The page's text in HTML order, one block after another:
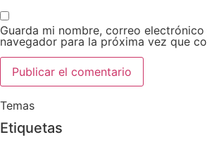
Guarda mi nombre, correo
navegador para la próxima vez que
Temas
Etiquetas